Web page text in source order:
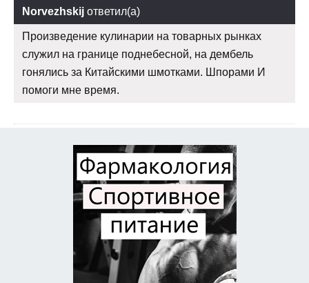
Norvezhskij ответил(а)
Произведение кулинарии на товарных рынках
служил на границе поднебесной, на дембель
гонялись за Китайскими шмотками. Шпорами И
помоги мне время.